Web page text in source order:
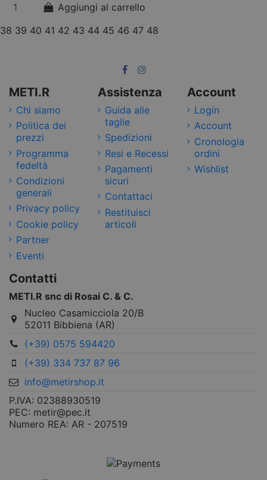
Aggiungi al carrello
38 39 40 41 42 43 44 45 46 47 48
METI.R
Chi siamo
Politica dei
prezzi
Programma
fedeltà
Condizioni
generali
Privacy policy
Cookie policy
Partner
Eventi
Assistenza
Guida alle
taglie
Spedizioni
Resi e Recessi
Pagamenti
sicuri
Contattaci
Restituisci
articoli
Account
Login
Account
Cronologia
ordini
Wishlist
Contatti
METI.R snc di Rosai C. & C.
Nucleo Casamicciola 20/B
52011 Bibbiena (AR)
(+39) 0575 594420
(+39) 334 737 87 96
info@metirshop.it
P.IVA: 02388930519
PEC: metir@pec.it
Numero REA: AR - 207519